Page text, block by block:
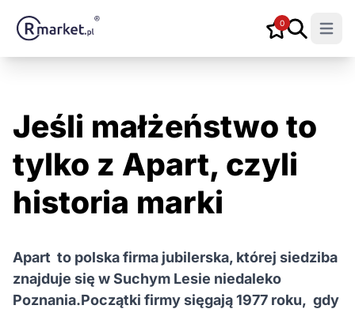
0
Open
Jeśli małżeństwo to
tylko z Apart, czyli
historia marki
Apart to polska firma jubilerska, której siedziba
znajduje się w Suchym Lesie niedaleko
Poznania.Początki firmy sięgają 1977 roku, gdy